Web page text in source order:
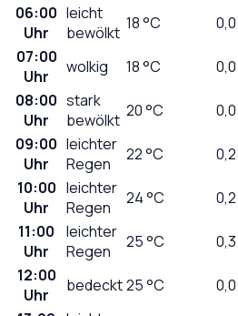
06:00
Uhr
leicht
bewölkt 18°C 0,0
07:00
Uhr
wolkig 18°C 0,0
08:00
Uhr
stark
bewölkt 20°C 0,0
09:00
Uhr
leichter
Regen
22°C 0,2
10:00
Uhr
leichter
Regen
24°C 0,2
11:00
Uhr
leichter
Regen
25°C 0,3
12:00
Uhr
bedeckt25°C 0,0